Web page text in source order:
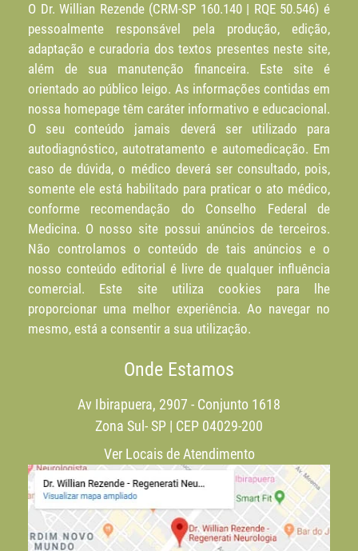
O Dr. Willian Rezende (CRM-SP 160.140 | RQE 50.546) é
pessoalmente responsável pela produção, edição,
adaptação e curadoria dos textos presentes neste site,
além de sua manutenção financeira. Este site é
orientado ao público leigo. As informações contidas em
nossa homepage têm caráter informativo e educacional.
O seu conteúdo jamais deverá ser utilizado para
autodiagnóstico, autotratamento e automedicação. Em
caso de dúvida, o médico deverá ser consultado, pois,
somente ele está habilitado para praticar o ato médico,
conforme recomendação do Conselho Federal de
Medicina. O nosso site possui anúncios de terceiros.
Não controlamos o conteúdo de tais anúncios e o
nosso conteúdo editorial é livre de qualquer influência
comercial. Este site utiliza cookies para lhe
proporcionar uma melhor experiência. Ao navegar no
mesmo, está a consentir a sua utilização.
Onde Estamos
Av Ibirapuera, 2907 - Conjunto 1618
Zona Sul- SP | CEP 04029-200
Ver Locais de Atendimento